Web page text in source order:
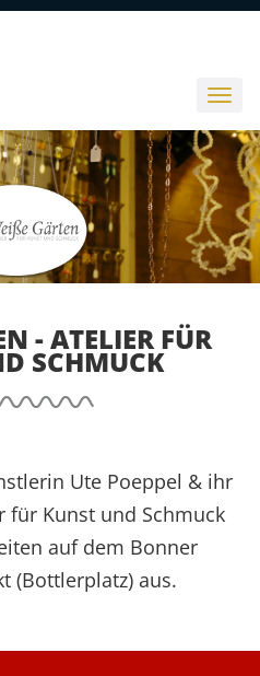
- ATELIER FÜR K
SCHMUCK
Ute Poeppel & ihr
für Kunst und Schmuck
auf dem Bonner
(Bottlerplatz) aus.